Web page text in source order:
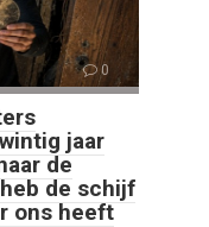
0
jaar
de
de schijf
ons heeft